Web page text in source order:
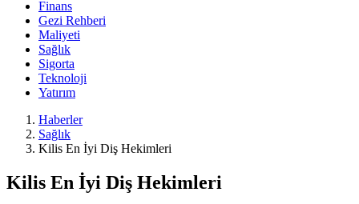
Finans
Gezi Rehberi
Maliyeti
Sağlık
Sigorta
Teknoloji
Yatırım
Haberler
Sağlık
Kilis En İyi Diş Hekimleri
Kilis En İyi Diş Hekimleri